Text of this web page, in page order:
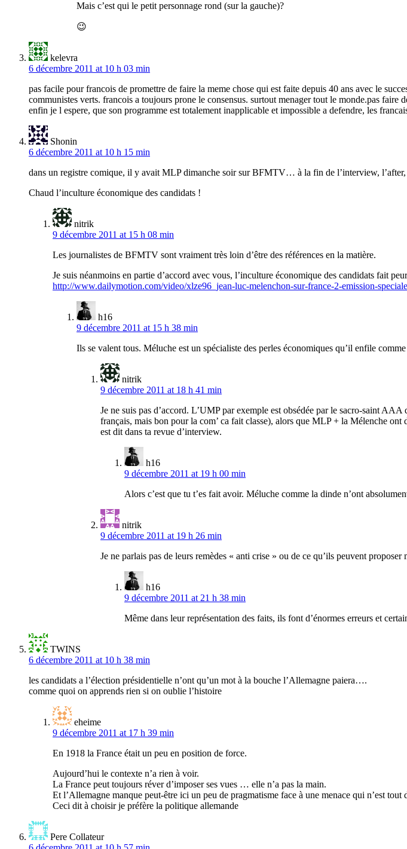
Mais c’est qui le petit personnage rond (sur la gauche)?
😉
kelevra
6 décembre 2011 at 10 h 03 min
pas facile pour francois de promettre de faire la meme chose qui est faite depuis 40 ans avec le
communistes verts. francois a toujours prone le consensus. surtout menager tout le monde.pas
enfin je l espere, que son programme est totalement inapplicable et impossible a defendre, les
Shonin
6 décembre 2011 at 10 h 15 min
dans un registre comique, il y avait MLP dimanche soir sur BFMTV… à la fin de l’interview, l’after,
Chaud l’inculture économique des candidats !
nitrik
9 décembre 2011 at 15 h 08 min
Les journalistes de BFMTV sont vraiment très loin d’être des références en la matière.
Je suis néanmoins en partie d’accord avec vous, l’inculture économique des candidats fait
http://www.dailymotion.com/video/xlze96_jean-luc-melenchon-sur-france-2-emission-
h16
9 décembre 2011 at 15 h 38 min
Ils se valent tous. Méluche est un spécialiste des perles économiques qu’il enfile
nitrik
9 décembre 2011 at 18 h 41 min
Je ne suis pas d’accord. L’UMP par exemple est obsédée par le sacro-saint
français, mais bon pour la com’ ca fait classe), alors que MLP + la Mélenche
est dit dans ta revue d’interview.
h16
9 décembre 2011 at 19 h 00 min
Alors c’est que tu t’es fait avoir. Méluche comme la dinde n’ont
nitrik
9 décembre 2011 at 19 h 26 min
Je ne parlais pas de leurs remèdes « anti crise » ou de ce qu’ils peuvent
h16
9 décembre 2011 at 21 h 38 min
Même dans leur représentation des faits, ils font d’énormes erreurs et
TWINS
6 décembre 2011 at 10 h 38 min
les candidats a l’élection présidentielle n’ont qu’un mot à la bouche l’Allemagne paiera….
comme quoi on apprends rien si on oublie l’histoire
eheime
9 décembre 2011 at 17 h 39 min
En 1918 la France était un peu en position de force.
Aujourd’hui le contexte n’a rien à voir.
La France peut toujours réver d’imposer ses vues … elle n’a pas la main.
Et l’Allemagne manque peut-être ici un peu de pragmatisme face à une menace qui n’est tout
Ceci dit à choisir je préfère la politique allemande
Pere Collateur